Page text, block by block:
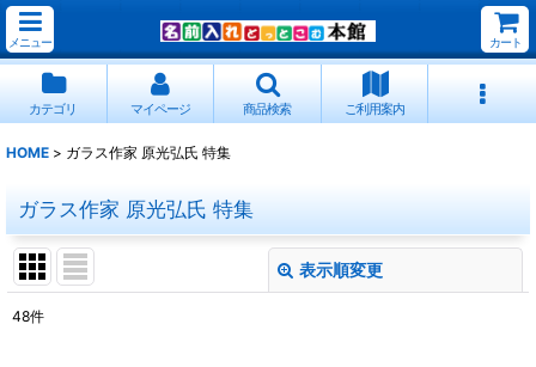
メニュー カート
カテゴリ マイページ 商品検索 ご利用案内
HOME > ガラス作家 原光弘氏 特集
ガラス作家 原光弘氏 特集
表示順変更
48件